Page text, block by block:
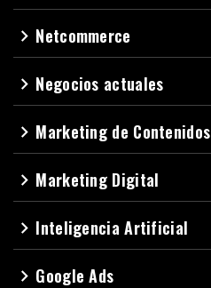
navigate_next Netcommerce
navigate_next Negocios actuales
navigate_next Marketing de Contenidos
navigate_next Marketing Digital
navigate_next Inteligencia Artificial
navigate_next Google Ads